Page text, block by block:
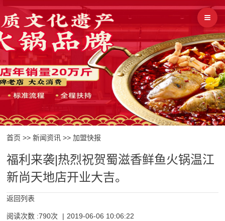
首页 >>新闻资讯 >>加盟快报
福利来袭|热烈祝贺蜀滋香鲜鱼火锅温江
新尚天地店开业大吉。
返回列表
阅读次数 :790次 | 2019-06-06 10:06:22